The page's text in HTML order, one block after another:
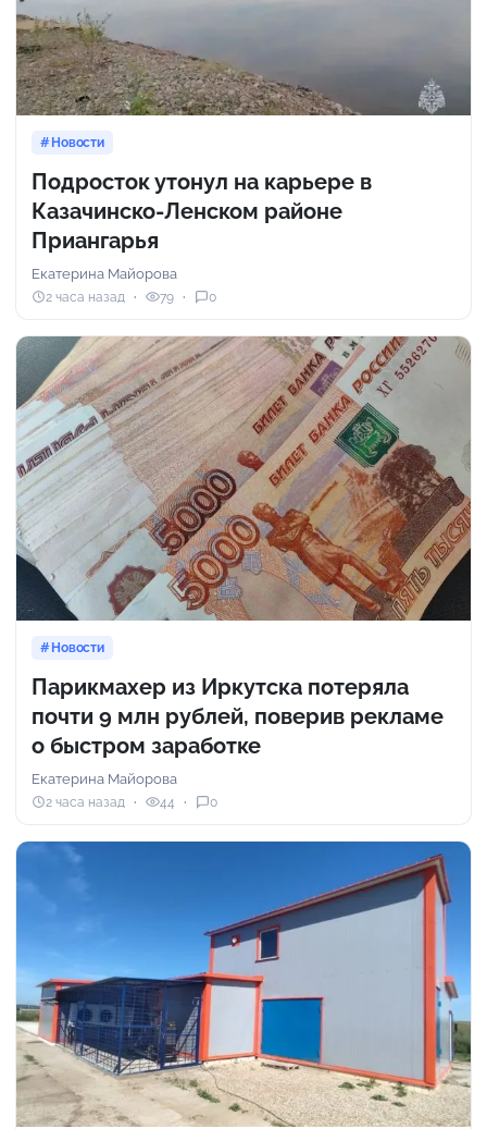
Новости
Подросток утонул на карьере в
Казачинско-Ленском районе
Приангарья
Екатерина Майорова
2 часа назад 79 0
Новости
Парикмахер из Иркутска потеряла
почти 9 млн рублей, поверив рекламе
о быстром заработке
Екатерина Майорова
2 часа назад 44 0